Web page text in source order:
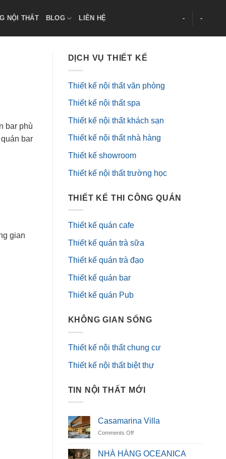
NỘI THẤT BLOG LIÊN HỆ - -
bar phù
bar
gian
DỊCH VỤ THIẾT KẾ
Thiết kế nội thất văn phòng
Thiết kế nội thất spa
Thiết kế nội thất khách sạn
Thiết kế nội thất nhà hàng
Thiết kế showroom
Thiết kế nội thất trường học
THIẾT KẾ THI CÔNG QUÁN
Thiết kế quán cafe
Thiết kế quán trà sữa
Thiết kế quán trà đạo
Thiết kế quán bar
Thiết kế quán Pub
KHÔNG GIAN SỐNG
Thiết kế nội thất chung cư
Thiết kế nội thất biệt thự
TIN NỘI THẤT MỚI
Casamarina Villa
Comments Offon
Villa
NHÀ HÀNG OCEANICA